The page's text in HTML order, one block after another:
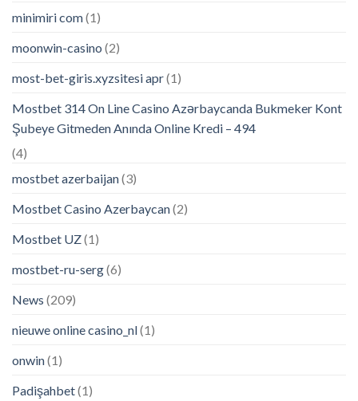
minimiri com(1)
moonwin-casino (2)
most-bet-giris.xyzsitesi apr(1)
Mostbet 314 On Line Casino Azərbaycanda Bukmeker Kont
Şubeye Gitmeden Anında Online Kredi – 494
(4)
mostbet azerbaijan(3)
Mostbet Casino Azerbaycan(2)
Mostbet UZ(1)
mostbet-ru-serg(6)
News (209)
nieuwe online casino_nl(1)
onwin(1)
Padişahbet(1)